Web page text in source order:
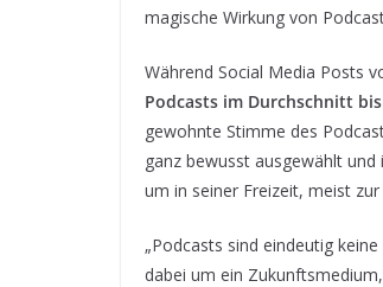
magische Wirkung von
Während Social Media Posts
Podcasts im Durchschnitt
gewohnte Stimme des
ganz bewusst ausgewählt
um in seiner Freizeit, meist
„Podcasts sind eindeutig
dabei um ein